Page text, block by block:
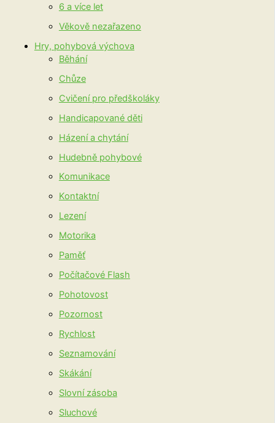
6 a více let
Věkově nezařazeno
Hry, pohybová výchova
Běhání
Chůze
Cvičení pro předškoláky
Handicapované děti
Házení a chytání
Hudebně pohybové
Komunikace
Kontaktní
Lezení
Motorika
Paměť
Počítačové Flash
Pohotovost
Pozornost
Rychlost
Seznamování
Skákání
Slovní zásoba
Sluchové